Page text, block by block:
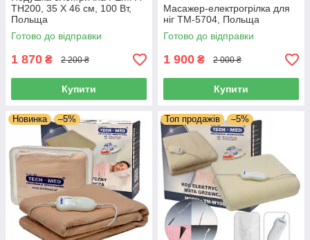
TH200, 35 Х 46 см, 100 Вт,
Польща
Готово до відправки
1 870 ₴ 2 200 ₴
Купити
Масажер-електрогрілка для
ніг TM-5704, Польща
Готово до відправки
1 900 ₴ 2 000 ₴
Купити
Новинка –5% Топ продажів –5%